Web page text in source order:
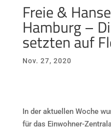
Freie &
Hamburg –
setzten auf
Nov. 27, 2020
In der aktuellen Woche
für das Einwohner-